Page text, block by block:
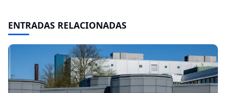
ENTRADAS RELACIONADAS